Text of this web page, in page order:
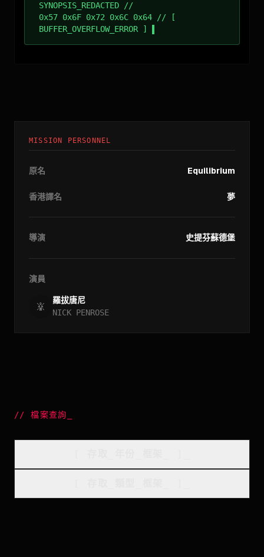
SYNOPSIS_REDACTED //
0x57 0x6F 0x72 0x6C 0x64 // [
BUFFER_OVERFLOW_ERROR ]
MISSION PERSONNEL
原名 Equilibrium
香港譯名 夢
導演 史提芬蘇德堡
演員
羅拔唐尼
NICK PENROSE
//檔案查詢